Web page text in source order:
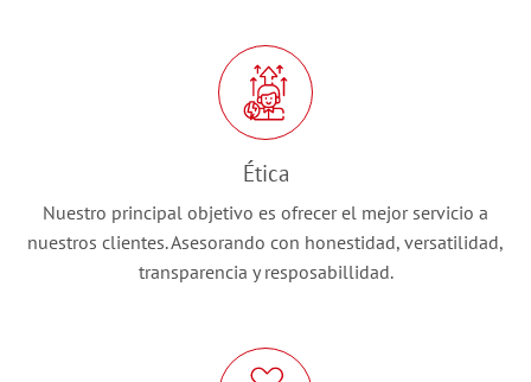
Ética
Nuestro principal objetivo es ofrecer el mejor servicio a
nuestros clientes. Asesorando con honestidad, versatilidad,
transparencia y resposabillidad.